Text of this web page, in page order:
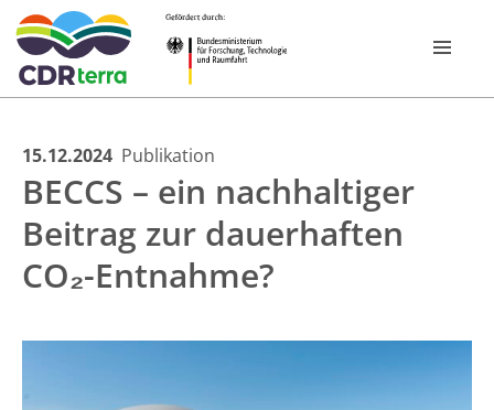
SkipFOR­SCHUNGS­PROGRAMM
VERBÜNDE
CDR EXPERIENCE TOUR BAYERN 2026
15.12.2024 Publikation
BECCS – ein nachhaltiger
Beitrag zur dauerhaften
CO₂-Entnahme?